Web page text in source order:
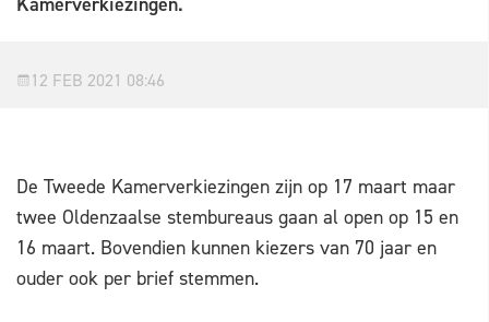
12 FEB 2021 08:46
De Tweede Kamerverkiezingen zijn op 17 maart maar
twee Oldenzaalse stembureaus gaan al open op 15 en
16 maart. Bovendien kunnen kiezers van 70 jaar en
ouder ook per brief stemmen.